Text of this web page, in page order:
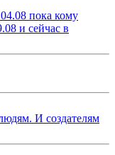
пока кому
и сейчас в
И создателям